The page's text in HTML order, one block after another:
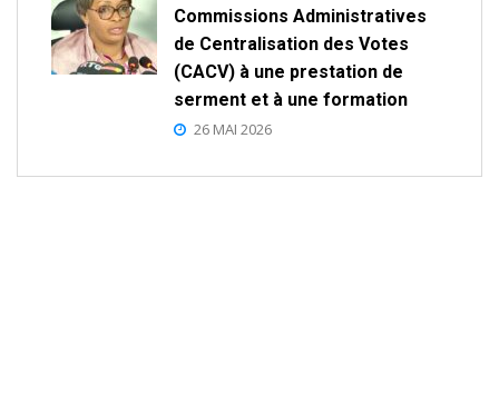
Commissions Administratives
de Centralisation des Votes
(CACV) à une prestation de
serment et à une formation
26 MAI 2026